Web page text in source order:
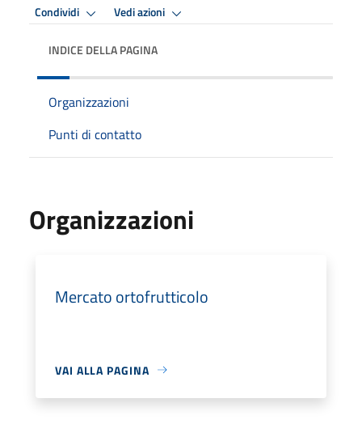
Condividi Vedi azioni
INDICE DELLA PAGINA
Organizzazioni
Punti di contatto
Organizzazioni
Mercato ortofrutticolo
VAI ALLA PAGINA